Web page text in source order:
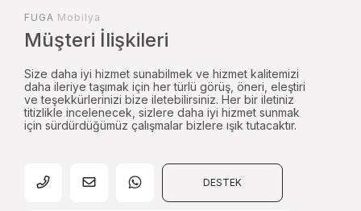
FUGA Mobilya
Müşteri İlişkileri
Size daha iyi hizmet sunabilmek ve hizmet kalitemizi
daha ileriye taşımak için her türlü görüş, öneri, eleştiri
ve teşekkürlerinizi bize iletebilirsiniz. Her bir iletiniz
titizlikle incelenecek, sizlere daha iyi hizmet sunmak
için sürdürdüğümüz çalışmalar bizlere ışık tutacaktır.
DESTEK